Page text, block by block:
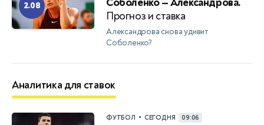
2.08
Прогноз и ставка
Александрова снова удивит
Соболенко?
Аналитика для ставок
ФУТБОЛ • СЕГОДНЯ 09:06